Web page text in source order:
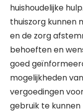
huishoudelijke
thuiszorg kunnen
en de zorg
behoeften en
goed
mogelijkheden
vergoedingen
gebruik te kunnen